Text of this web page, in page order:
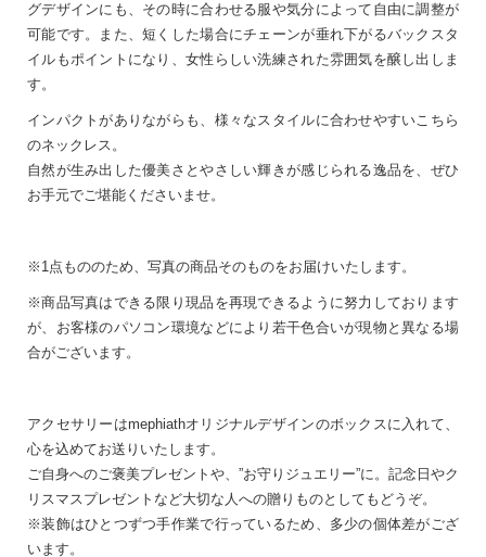
グデザインにも、その時に合わせる服や気分によって自由に調整が
可能です。また、短くした場合にチェーンが垂れ下がるバックスタ
イルもポイントになり、女性らしい洗練された雰囲気を醸し出しま
す。
インパクトがありながらも、様々なスタイルに合わせやすいこちら
のネックレス。
自然が生み出した優美さとやさしい輝きが感じられる逸品を、ぜひ
お手元でご堪能くださいませ。
※1点もののため、写真の商品そのものをお届けいたします。
※商品写真はできる限り現品を再現できるように努力しております
が、お客様のパソコン環境などにより若干色合いが現物と異なる場
合がございます。
アクセサリーはmephiathオリジナルデザインのボックスに入れて、
心を込めてお送りいたします。
ご自身へのご褒美プレゼントや、”お守りジュエリー”に。記念日やク
リスマスプレゼントなど大切な人への贈りものとしてもどうぞ。
※装飾はひとつずつ手作業で行っているため、多少の個体差がござ
います。